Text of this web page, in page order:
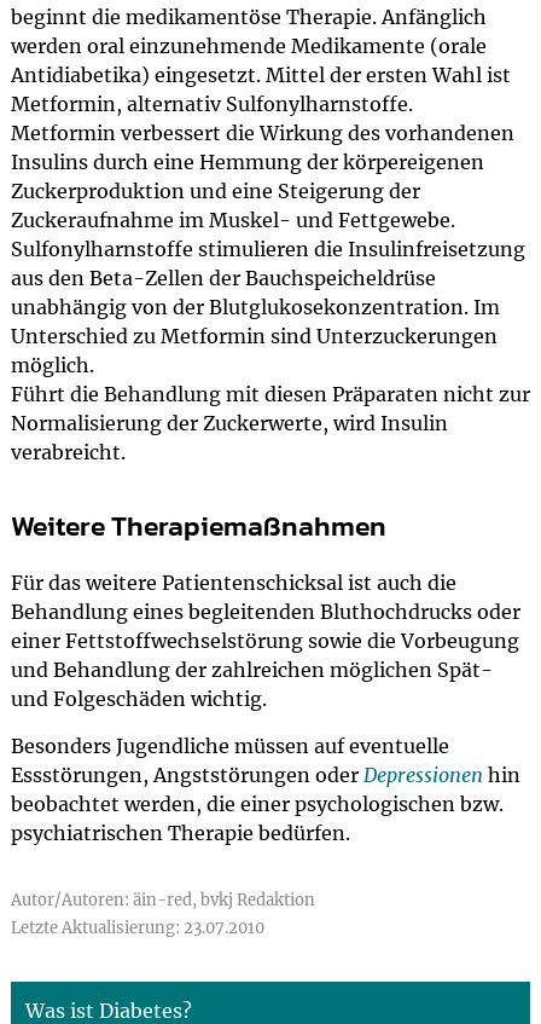
beginnt die medikamentöse Therapie. Anfänglich
werden oral einzunehmende Medikamente (orale
Antidiabetika) eingesetzt. Mittel der ersten Wahl ist
Metformin, alternativ Sulfonylharnstoffe.
Metformin verbessert die Wirkung des vorhandenen
Insulins durch eine Hemmung der körpereigenen
Zuckerproduktion und eine Steigerung der
Zuckeraufnahme im Muskel- und Fettgewebe.
Sulfonylharnstoffe stimulieren die Insulinfreisetzung
aus den Beta-Zellen der Bauchspeicheldrüse
unabhängig von der Blutglukosekonzentration. Im
Unterschied zu Metformin sind Unterzuckerungen
möglich.
Führt die Behandlung mit diesen Präparaten nicht zur
Normalisierung der Zuckerwerte, wird Insulin
verabreicht.
Weitere Therapiemaßnahmen
Für das weitere Patientenschicksal ist auch die
Behandlung eines begleitenden Bluthochdrucks oder
einer Fettstoffwechselstörung sowie die Vorbeugung
und Behandlung der zahlreichen möglichen Spät-
und Folgeschäden wichtig.
Besonders Jugendliche müssen auf eventuelle
Essstörungen, Angststörungen oder Depressionen hin
beobachtet werden, die einer psychologischen bzw.
psychiatrischen Therapie bedürfen.
Autor/Autoren: äin-red, bvkj Redaktion
Letzte Aktualisierung: 23.07.2010
Was ist Diabetes?